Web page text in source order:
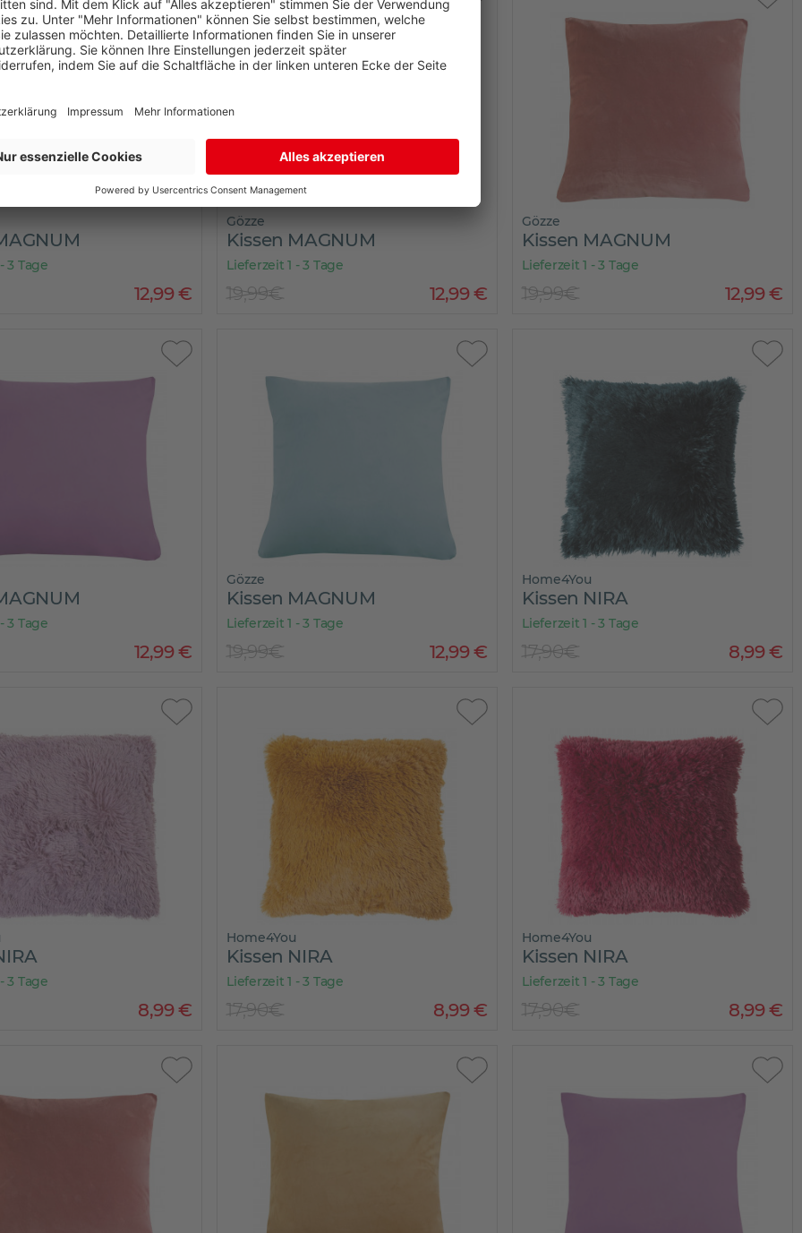
3 Tage
12,99€
Gözze
Kissen MAGNUM
Lieferzeit 1 - 3 Tage
12,99€
19,99€
Gözze
Kissen MAGNUM
Lieferzeit 1 - 3 Tage
12,99€
19,99€
3 Tage
12,99€
Gözze
Kissen MAGNUM
Lieferzeit 1 - 3 Tage
12,99€
19,99€
Home4You
Kissen NIRA
Lieferzeit 1 - 3 Tage
8,99€
17,90€
3 Tage
8,99€
Home4You
Kissen NIRA
Lieferzeit 1 - 3 Tage
8,99€
17,90€
Home4You
Kissen NIRA
Lieferzeit 1 - 3 Tage
8,99€
17,90€